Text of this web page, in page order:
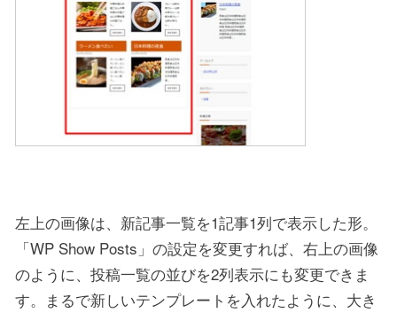
左上の画像は、新記事一覧を1記事1列で表示した形。
「WP Show Posts」の設定を変更すれば、右上の画像
のように、投稿一覧の並びを2列表示にも変更できま
す。まるで新しいテンプレートを入れたように、大き